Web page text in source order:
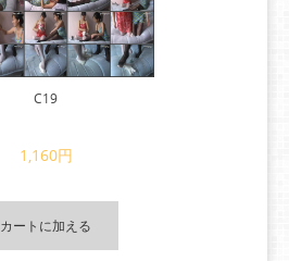
C19
1,160円
カートに加える